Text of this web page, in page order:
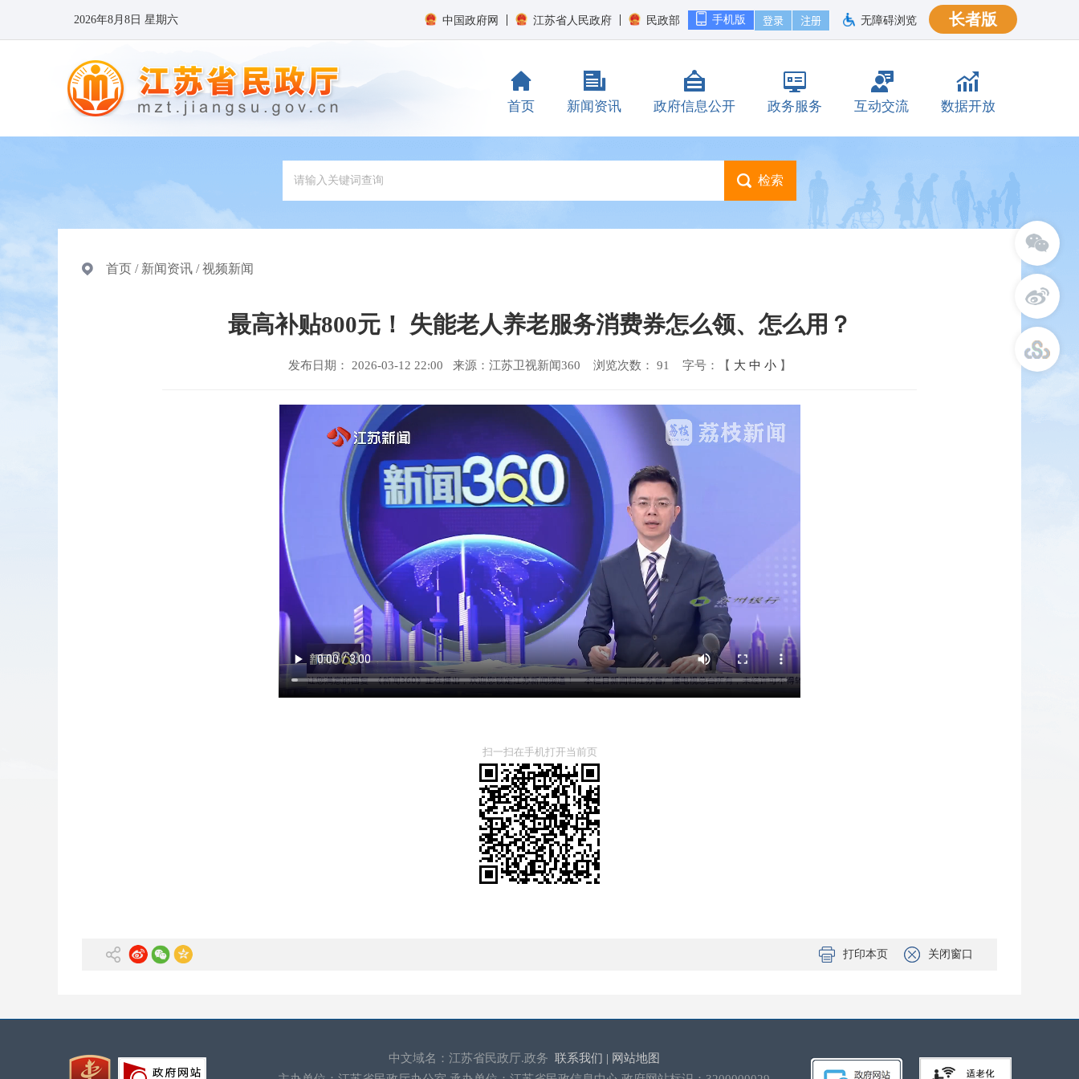
2026年8月8日 星期六 长者版
无障碍浏览
手机版
中国政府网 江苏省人民政府 民政部
首页 新闻资讯 政府信息公开 政务服务 互动交流 数据开放
首页 / 新闻资讯 /视频新闻
最高补贴800元！ 失能老人养老服务消费券怎么领、怎么用？
发布日期： 2026-03-12 22:00 来源： 江苏卫视新闻360 浏览次数： 91 字号：【 大 中 小】
扫一扫在手机打开当前页
打印本页 关闭窗口
中文域名：江苏省民政厅.政务 联系我们 | 网站地图